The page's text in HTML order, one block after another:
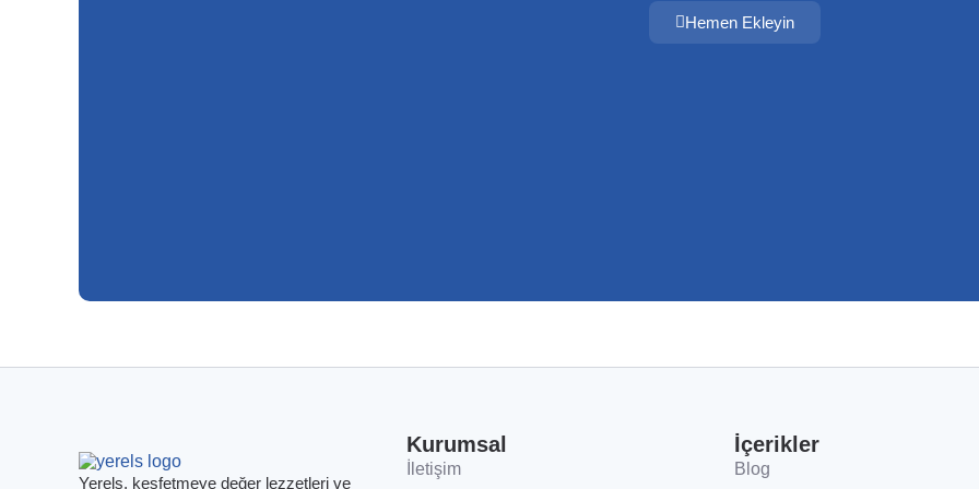
Hemen Ekleyin
Yerels, keşfetmeye değer lezzetleri ve
Kurumsal
İletişim
İçerikler
Blog